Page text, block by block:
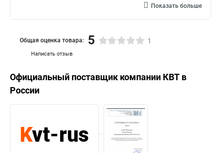
Показать больше
Написать отзыв
Общая оценка товара: 5 1
Официальный поставщик компании КВТ в
России